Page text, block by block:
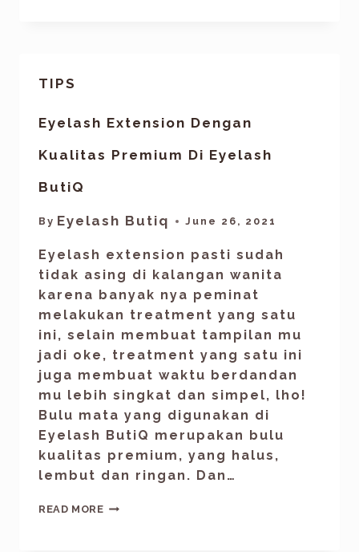
TIPS
Eyelash Extension Dengan
Kualitas Premium Di Eyelash
ButiQ
By Eyelash Butiq June 26, 2021
Eyelash extension pasti sudah
tidak asing di kalangan wanita
karena banyak nya peminat
melakukan treatment yang satu
ini, selain membuat tampilan mu
jadi oke, treatment yang satu ini
juga membuat waktu berdandan
mu lebih singkat dan simpel, lho!
Bulu mata yang digunakan di
Eyelash ButiQ merupakan bulu
kualitas premium, yang halus,
lembut dan ringan. Dan…
READ MORE